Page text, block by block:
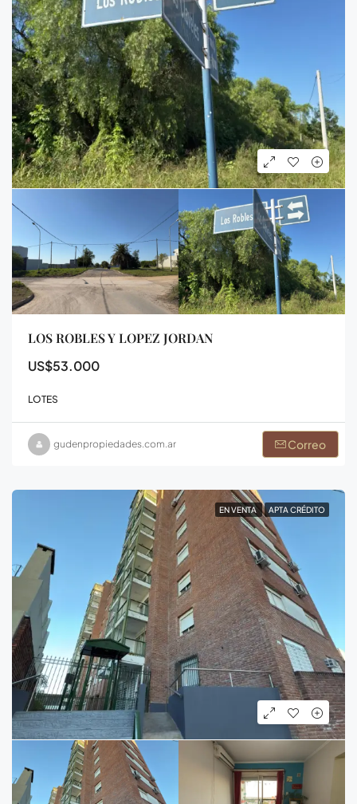
LOS ROBLES Y LOPEZ JORDAN
US$53.000
LOTES
gudenpropiedades.com.ar Correo
EN VENTA APTA CRÉDITO